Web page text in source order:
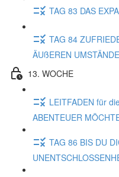
TAG 83 DAS
TAG 84
ÄUßEREN
13. WOCHE
LEITFADEN für
ABENTEUER
TAG 86 BIS DU